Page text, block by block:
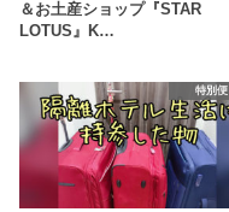
＆お土産ショップ『STAR
LOTUS』K…
特別便